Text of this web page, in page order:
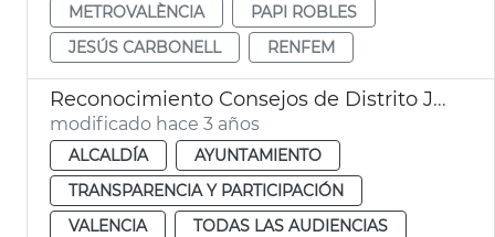
METROVALÈNCIA
PAPI ROBLES
JESÚS CARBONELL
RENFEM
Reconocimiento Consejos de Distrito JMD
modificado hace 3 años
ALCALDÍA
AYUNTAMIENTO
TRANSPARENCIA Y PARTICIPACIÓN
VALENCIA
TODAS LAS AUDIENCIAS